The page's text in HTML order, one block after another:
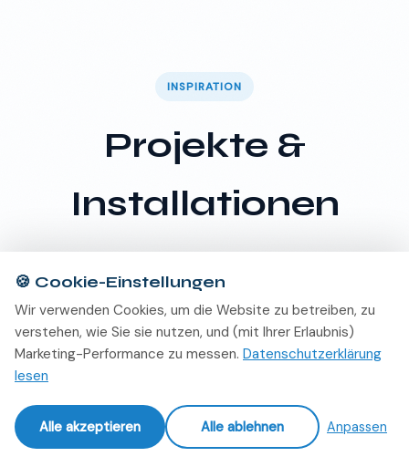
INSPIRATION
Projekte &
Installationen
DOKUMENTE
🍪 Cookie-Einstellungen
Wir verwenden Cookies, um die Website zu betreiben, zu
verstehen, wie Sie sie nutzen, und (mit Ihrer Erlaubnis)
Marketing-Performance zu messen. Datenschutzerklärung
lesen
Alle akzeptieren Alle ablehnen Anpassen